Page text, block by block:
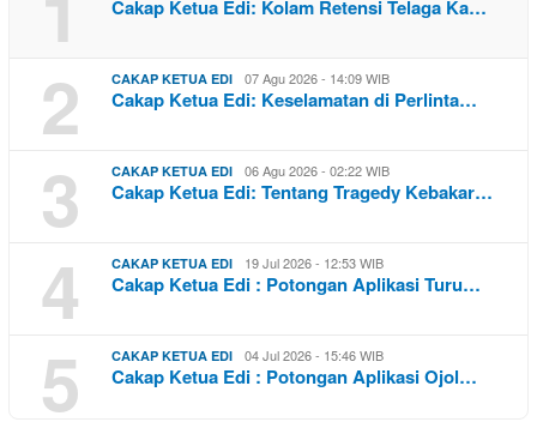
Cakap Ketua Edi: Kolam Retensi Telaga Ka…
2 CAKAP KETUA EDI 07 Agu 2026 - 14:09 WIB
Cakap Ketua Edi: Keselamatan di Perlinta…
3 CAKAP KETUA EDI 06 Agu 2026 - 02:22 WIB
Cakap Ketua Edi: Tentang Tragedy Kebakar…
4 CAKAP KETUA EDI 19 Jul 2026 - 12:53 WIB
Cakap Ketua Edi : Potongan Aplikasi Turu…
5 CAKAP KETUA EDI 04 Jul 2026 - 15:46 WIB
Cakap Ketua Edi : Potongan Aplikasi Ojol…